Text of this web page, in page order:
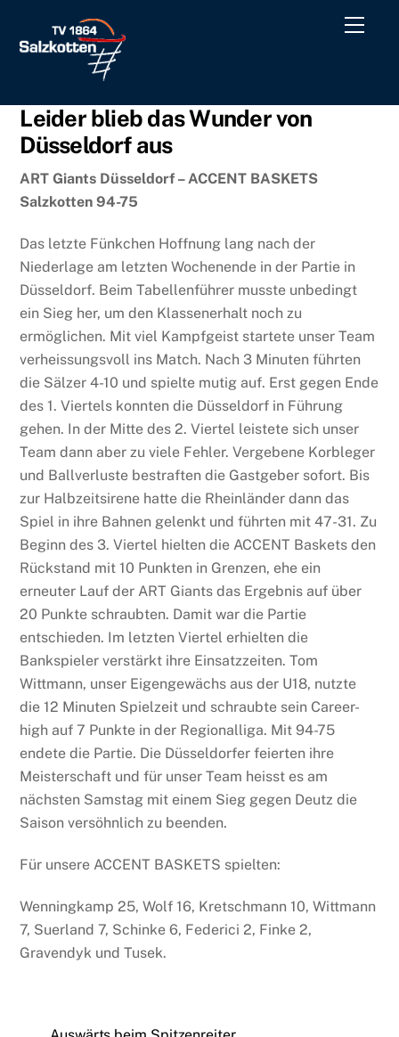
content
Menu
Leider blieb das Wunder von
Düsseldorf aus
ART Giants Düsseldorf – ACCENT BASKETS
Salzkotten 94-75
Das letzte Fünkchen Hoffnung lang nach der
Niederlage am letzten Wochenende in der Partie in
Düsseldorf. Beim Tabellenführer musste unbedingt
ein Sieg her, um den Klassenerhalt noch zu
ermöglichen. Mit viel Kampfgeist startete unser Team
verheissungsvoll ins Match. Nach 3 Minuten führten
die Sälzer 4-10 und spielte mutig auf. Erst gegen Ende
des 1. Viertels konnten die Düsseldorf in Führung
gehen. In der Mitte des 2. Viertel leistete sich unser
Team dann aber zu viele Fehler. Vergebene Korbleger
und Ballverluste bestraften die Gastgeber sofort. Bis
zur Halbzeitsirene hatte die Rheinländer dann das
Spiel in ihre Bahnen gelenkt und führten mit 47-31. Zu
Beginn des 3. Viertel hielten die ACCENT Baskets den
Rückstand mit 10 Punkten in Grenzen, ehe ein
erneuter Lauf der ART Giants das Ergebnis auf über
20 Punkte schraubten. Damit war die Partie
entschieden. Im letzten Viertel erhielten die
Bankspieler verstärkt ihre Einsatzzeiten. Tom
Wittmann, unser Eigengewächs aus der U18, nutzte
die 12 Minuten Spielzeit und schraubte sein Career-
high auf 7 Punkte in der Regionalliga. Mit 94-75
endete die Partie. Die Düsseldorfer feierten ihre
Meisterschaft und für unser Team heisst es am
nächsten Samstag mit einem Sieg gegen Deutz die
Saison versöhnlich zu beenden.
Für unsere ACCENT BASKETS spielten:
Wenningkamp 25, Wolf 16, Kretschmann 10, Wittmann
7, Suerland 7, Schinke 6, Federici 2, Finke 2,
Gravendyk und Tusek.